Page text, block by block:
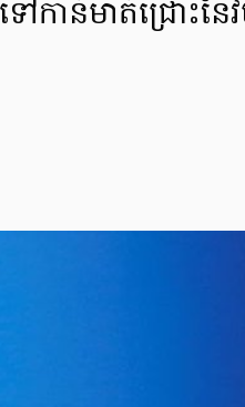
ាន់មាត់ជ្រោះនៃវិ